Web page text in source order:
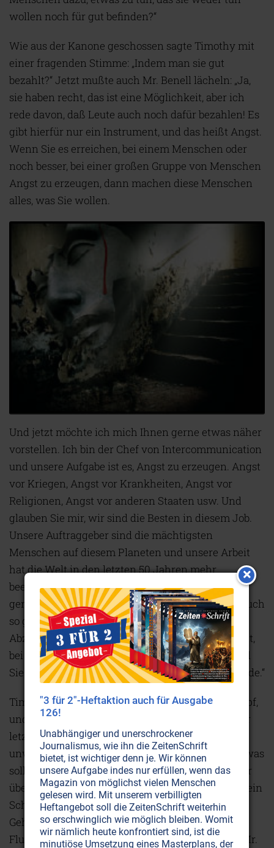
wollen noch für gut befinden?“
Wie aus der Kanone geschossen sagte Timothy mit
einer fragenden Stimme: „Indem man sie gut
bezahlt?“ Jetzt mußte auch Mr. Benell lächeln: „Ja,
sie haben recht, das ist eine Möglichkeit, aber ich
rede davon, daß Leute auch noch dafür bezahlen! Es
gibt hierfür nur ein Instrument, und das heißt Angst.
Wenn Sie es erreichen, bei einem Menschen oder
noch besser, bei einer großen Gruppe von Menschen
Angst zu erzeugen, dann machen diese Menschen
alles, was Sie wollen.
Und jetzt möchte ich mich Ihnen gerne etwas näher
vorstellen. Ich bin der Chef von Intercommunication
und unsere Aufgabe ist es, Angst zu erzeugen. Angst
vor Kriegen, Angst vor Krankheiten, Angst vor
Religionen, Angst vor anderen Staaten usw. Und
glauben Sie mir, wir sind die Besten in diesem Job.
Unsere Auftraggeber sind die mächtigsten
Menschen auf diesem Planeten und unsere Arbeit
hat die Welt in den letzten 50 Jahren mehr
beeinflußt als alle US-Präsidenten zusammen
genommen. Aus diesem Grund ist unsere Arbeit auch
so gut bezahlt. Sie haben z. B. letztes Jahr nach
Abzug von Steuern ca. 105 Millionen US-$ verdient,
bei uns könnten Sie das Zehnfache verdienen und
Sie hätten einen sicheren Job bis an Ihr Lebensende.“
Timothy gingen tausend Gedanken durch den Kopf,
und warum dieser Mr. Benell genau wußte, was er
letztes Jahr verdient hatte war sicherlich der
unwichtigste. Eine Firma, die nur Angst erzeugt, was
soll das Ganze? Und ein Arbeitsangebot, bei dem er
über eine Milliarde US-$ verdienen kann, soll das ein
Scherz sein? Niemand bezahlt solch ein hohes
Gehalt. Die nächsten Stunden vergingen wie im
Fluge und Timothy stellte unzählige Fragen, die Mr.
"3 für 2"-Heftaktion auch für Ausgabe
126!
Unabhängiger und unerschrockener
Journalismus, wie ihn die ZeitenSchrift
bietet, ist wichtiger denn je. Wir können
unsere Aufgabe indes nur erfüllen, wenn das
Magazin von möglichst vielen Menschen
gelesen wird. Mit unserem verbilligten
Heftangebot soll die ZeitenSchrift weiterhin
so erschwinglich wie möglich bleiben. Womit
wir nämlich heute konfrontiert sind, ist die
minutiöse Umsetzung eines Masterplans, der